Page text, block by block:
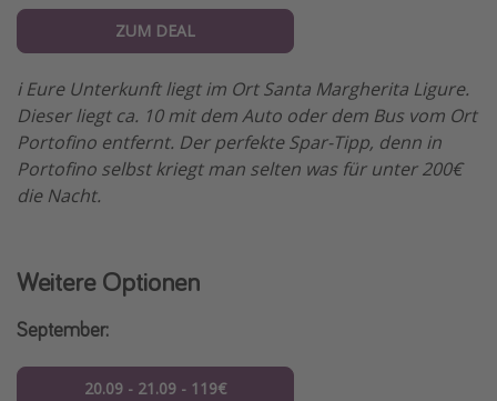
ZUM DEAL
ℹ️ Eure Unterkunft liegt im Ort Santa Margherita Ligure.
Dieser liegt ca. 10 mit dem Auto oder dem Bus vom Ort
Portofino entfernt. Der perfekte Spar-Tipp, denn in
Portofino selbst kriegt man selten was für unter 200€
die Nacht.
Weitere Optionen
September:
20.09 - 21.09 - 119€